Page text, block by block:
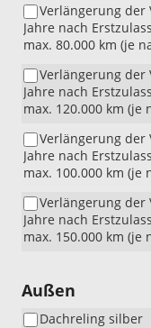
Verlängerung der
Jahre nach
max. 80.000 km (je
Verlängerung der
Jahre nach
max. 120.000 km
Verlängerung der
Jahre nach
max. 100.000 km
Verlängerung der
Jahre nach
max. 150.000 km
Außen
Dachreling silber